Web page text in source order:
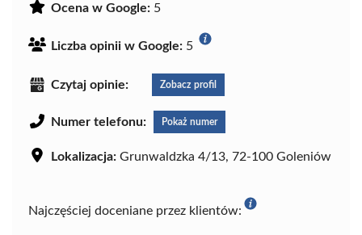
Ocena w Google: 5
Liczba opinii w Google: 5
Czytaj opinie: Zobacz profil
Numer telefonu: Pokaż numer
Lokalizacja: Grunwaldzka 4/13, 72-100 Goleniów
Najczęściej doceniane przez klientów: